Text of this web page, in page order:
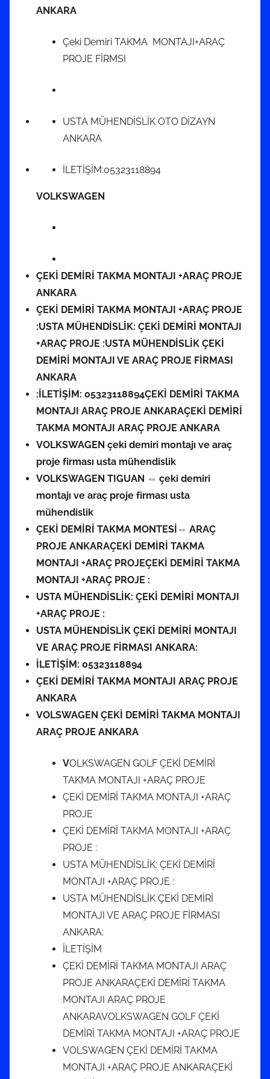
ANKARA
Çeki Demiri TAKMA MONTAJI+ARAÇ
PROJE FİRMSI
USTA MÜHENDİSLİK OTO DİZAYN
ANKARA
İLETİŞİM:05323118894
VOLKSWAGEN
ÇEKİ DEMİRİ TAKMA MONTAJI +ARAÇ PROJE
ANKARA
ÇEKİ DEMİRİ TAKMA MONTAJI +ARAÇ PROJE
:USTA MÜHENDİSLİK: ÇEKİ DEMİRİ MONTAJI
+ARAÇ PROJE :USTA MÜHENDİSLİK ÇEKİ
DEMİRİ MONTAJI VE ARAÇ PROJE FİRMASI
ANKARA
:İLETİŞİM: 05323118894ÇEKİ DEMİRİ TAKMA
MONTAJI ARAÇ PROJE ANKARAÇEKİ DEMİRİ
TAKMA MONTAJI ARAÇ PROJE ANKARA
VOLKSWAGEN çeki demiri montajı ve araç
proje firması usta mühendislik
VOLKSWAGEN TIGUAN ⇔ çeki demiri
montajı ve araç proje firması usta
mühendislik
ÇEKİ DEMİRİ TAKMA MONTESİ⇔ ARAÇ
PROJE ANKARAÇEKİ DEMİRİ TAKMA
MONTAJI +ARAÇ PROJEÇEKİ DEMİRİ TAKMA
MONTAJI +ARAÇ PROJE :
USTA MÜHENDİSLİK: ÇEKİ DEMİRİ MONTAJI
+ARAÇ PROJE :
USTA MÜHENDİSLİK ÇEKİ DEMİRİ MONTAJI
VE ARAÇ PROJE FİRMASI ANKARA:
İLETİŞİM: 05323118894
ÇEKİ DEMİRİ TAKMA MONTAJI ARAÇ PROJE
ANKARA
VOLSWAGEN ÇEKİ DEMİRİ TAKMA MONTAJI
ARAÇ PROJE ANKARA
VOLKSWAGEN GOLF ÇEKİ DEMİRİ
TAKMA MONTAJI +ARAÇ PROJE
ÇEKİ DEMİRİ TAKMA MONTAJI +ARAÇ
PROJE
ÇEKİ DEMİRİ TAKMA MONTAJI +ARAÇ
PROJE :
USTA MÜHENDİSLİK: ÇEKİ DEMİRİ
MONTAJI +ARAÇ PROJE :
USTA MÜHENDİSLİK ÇEKİ DEMİRİ
MONTAJI VE ARAÇ PROJE FİRMASI
ANKARA:
İLETİŞİM
ÇEKİ DEMİRİ TAKMA MONTAJI ARAÇ
PROJE ANKARAÇEKİ DEMİRİ TAKMA
MONTAJI ARAÇ PROJE
ANKARAVOLKSWAGEN GOLF ÇEKİ
DEMİRİ TAKMA MONTAJI +ARAÇ PROJE
VOLSWAGEN ÇEKİ DEMİRİ TAKMA
MONTAJI +ARAÇ PROJE ANKARAÇEKİ